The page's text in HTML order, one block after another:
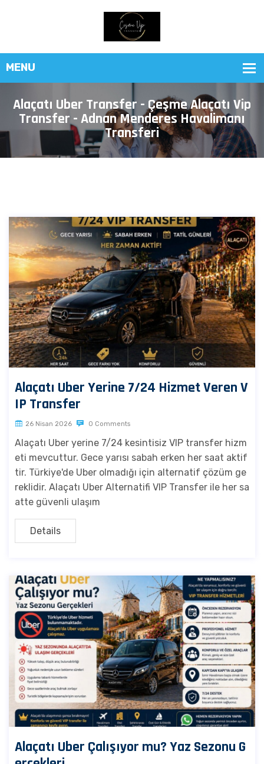
Alaçatı Uber Transfer - Çeşme Alaçatı Vip
Transfer - Adnan Menderes Havalimanı
Transferi
Alaçatı Uber Yerine 7/24 Hizmet Veren V
IP Transfer
26 Nisan 2026 0 Comments
Alaçatı Uber yerine 7/24 kesintisiz VIP transfer hizm
eti mevcuttur. Gece yarısı sabah erken her saat aktif
tir. Türkiye'de Uber olmadığı için alternatif çözüm ge
reklidir. Alaçatı Uber Alternatifi VIP Transfer ile her sa
atte güvenli ulaşım
Details
Alaçatı Uber Çalışıyor mu? Yaz Sezonu G